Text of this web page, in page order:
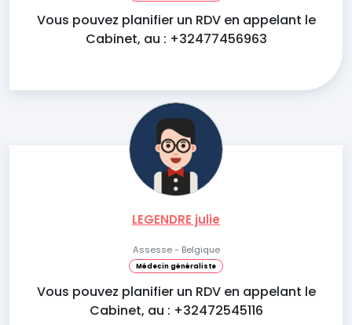
Vous pouvez planifier un RDV en appelant le
Cabinet, au : +32477456963
LEGENDRE julie
Assesse - Belgique
Médecin généraliste
Vous pouvez planifier un RDV en appelant le
Cabinet, au : +32472545116